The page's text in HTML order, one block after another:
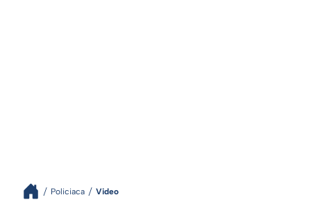
Policiaca Video